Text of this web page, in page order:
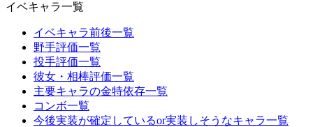
イベキャラ一覧
イベキャラ前後一覧
野手評価一覧
投手評価一覧
彼女・相棒評価一覧
主要キャラの金特依存一覧
コンボ一覧
今後実装が確定しているor実装しそうなキャラ一覧